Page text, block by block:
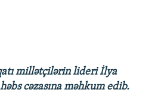
millətçilərin lideri İlya
cəzasına məhkum edib.